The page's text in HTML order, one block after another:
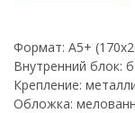
Формат: A5+
Внутренний блок:
Крепление:
Обложка: